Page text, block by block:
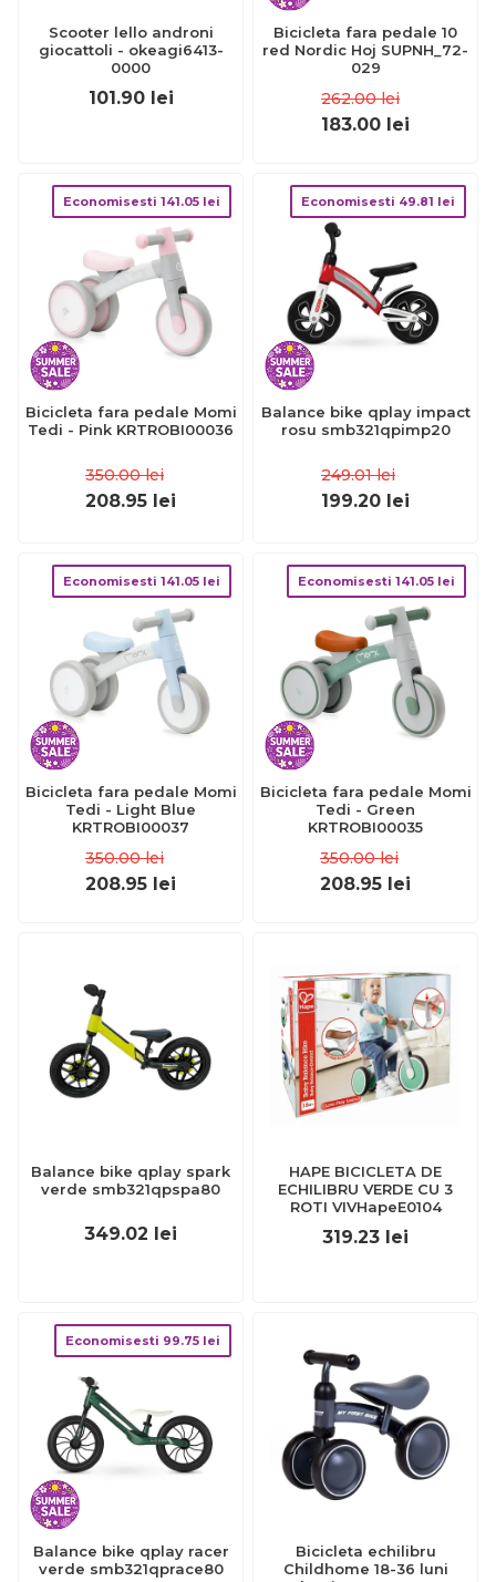
Scooter lello androni
giocattoli - okeagi6413-
0000
101.90 lei
Bicicleta fara pedale 10
red Nordic Hoj SUPNH_72-
029
262.00 lei
183.00 lei
Economisesti 141.05 lei
Bicicleta fara pedale Momi
Tedi - Pink KRTROBI00036
350.00 lei
208.95 lei
Economisesti 49.81 lei
Balance bike qplay impact
rosu smb321qpimp20
249.01 lei
199.20 lei
Economisesti 141.05 lei
Bicicleta fara pedale Momi
Tedi - Light Blue
KRTROBI00037
350.00 lei
208.95 lei
Economisesti 141.05 lei
Bicicleta fara pedale Momi
Tedi - Green
KRTROBI00035
350.00 lei
208.95 lei
Balance bike qplay spark
verde smb321qpspa80
349.02 lei
HAPE BICICLETA DE
ECHILIBRU VERDE CU 3
ROTI VIVHapeE0104
319.23 lei
Economisesti 99.75 lei
Balance bike qplay racer
verde smb321qprace80
Bicicleta echilibru
Childhome 18-36 luni